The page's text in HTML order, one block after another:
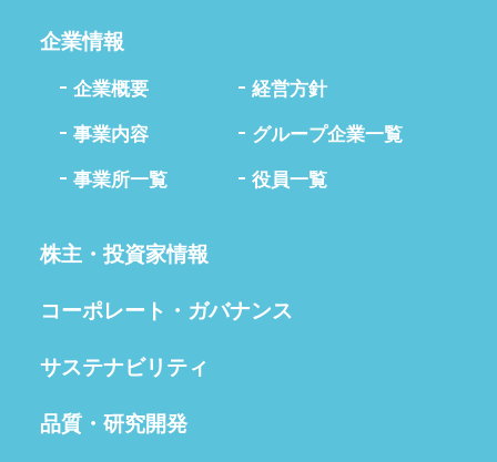
企業情報
企業概要
経営方針
事業内容
グループ企業一覧
事業所一覧
役員一覧
株主・投資家情報
コーポレート・ガバナンス
サステナビリティ
品質・研究開発